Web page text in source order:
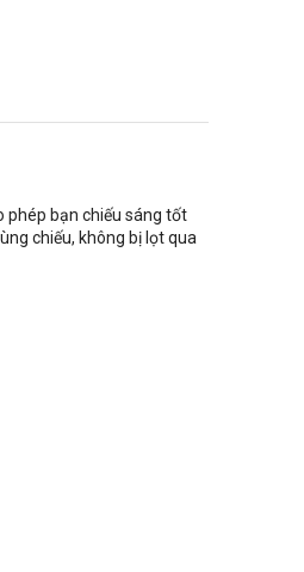
phép bạn chiếu sáng tốt
chiếu, không bị lọt qua